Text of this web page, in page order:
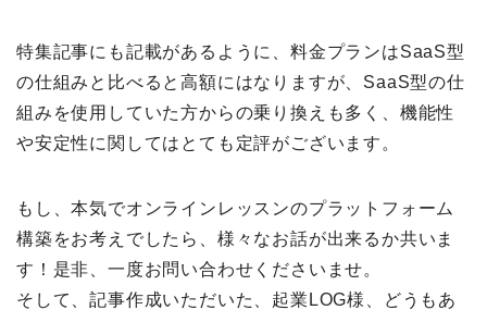
特集記事にも記載があるように、料金プランはSaaS型
の仕組みと比べると高額にはなりますが、SaaS型の仕
組みを使用していた方からの乗り換えも多く、機能性
や安定性に関してはとても定評がございます。
もし、本気でオンラインレッスンのプラットフォーム
構築をお考えでしたら、様々なお話が出来るか共いま
す！是非、一度お問い合わせくださいませ。
そして、記事作成いただいた、起業LOG様、どうもあ